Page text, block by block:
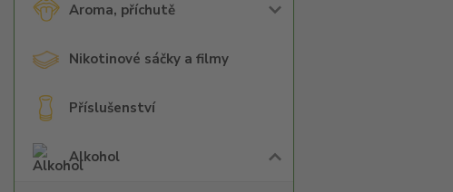
Aroma, příchutě
Nikotinové sáčky a filmy
Příslušenství
Alkohol